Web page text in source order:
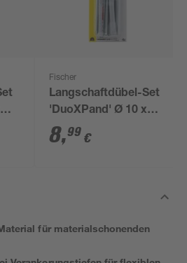
Fischer
Langschaftdübel-Set
'DuoXPand' Ø 10 x
160 mm T mit
Senkkopfschraube, 8-
8,99 €
für materialschonenden